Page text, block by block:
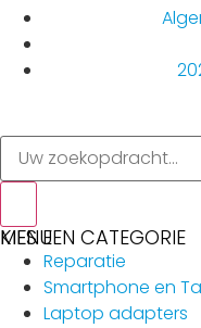
MENU
KIES EEN CATEGORIE
Reparatie
Smartphone en
Laptop adapters